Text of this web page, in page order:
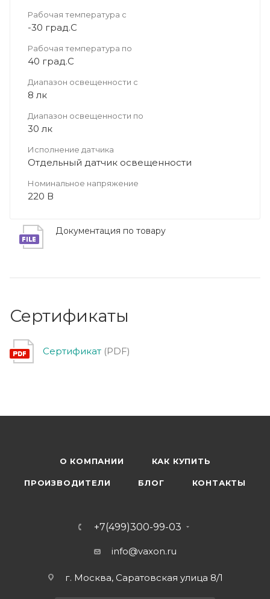
Рабочая температура с
-30 град.C
Рабочая температура по
40 град.C
Диапазон освещенности с
8 лк
Диапазон освещенности по
30 лк
Исполнение датчика
Отдельный датчик освещенности
Номинальное напряжение
220 В
Документация по товару
Сертификаты
Сертификат (PDF)
О КОМПАНИИ КАК КУПИТЬ
ПРОИЗВОДИТЕЛИ БЛОГ КОНТАКТЫ
+7(499)300-99-03
info@vaxon.ru
г. Москва, Саратовская улица 8/1